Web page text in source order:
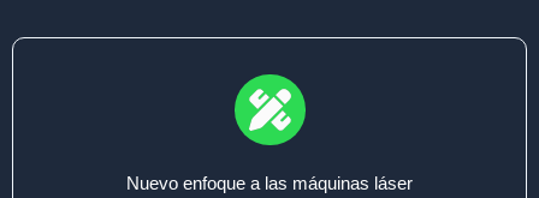
Nuevo enfoque a las máquinas láser